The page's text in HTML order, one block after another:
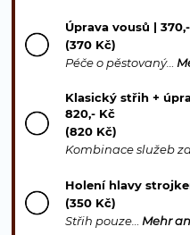
Úprava vousů |
(370 Kč)
Péče o pěstovaný…
Klasický střih +
820,- Kč
(820 Kč)
Kombinace služeb
Holení hlavy
(350 Kč)
Střih pouze…Mehr